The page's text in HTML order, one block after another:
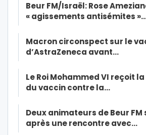
Beur FM/Israël: Rose
« agissements antisémites
Macron circonspect sur le
d’AstraZeneca avant…
Le Roi Mohammed VI reçoit
du vaccin contre la…
Deux animateurs de Beur
après une rencontre avec…